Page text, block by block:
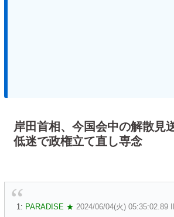
岸田首相、今国会中の解散
低迷で政権立て直し専念
1: PARADISE ★ 2024/06/04(火) 05:35:02.89